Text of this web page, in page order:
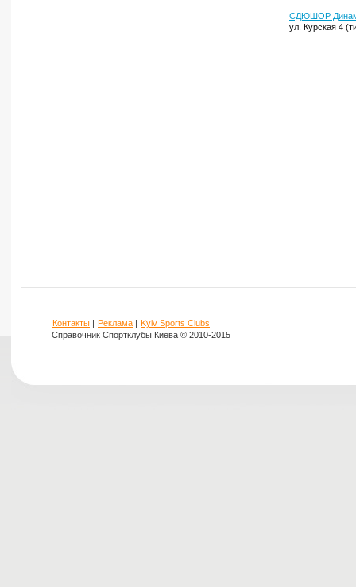
СДЮШОР
ул. Курская 4
Контакты | Реклама | Kyiv Sports Clubs
Справочник Спортклубы Киева © 2010-2015